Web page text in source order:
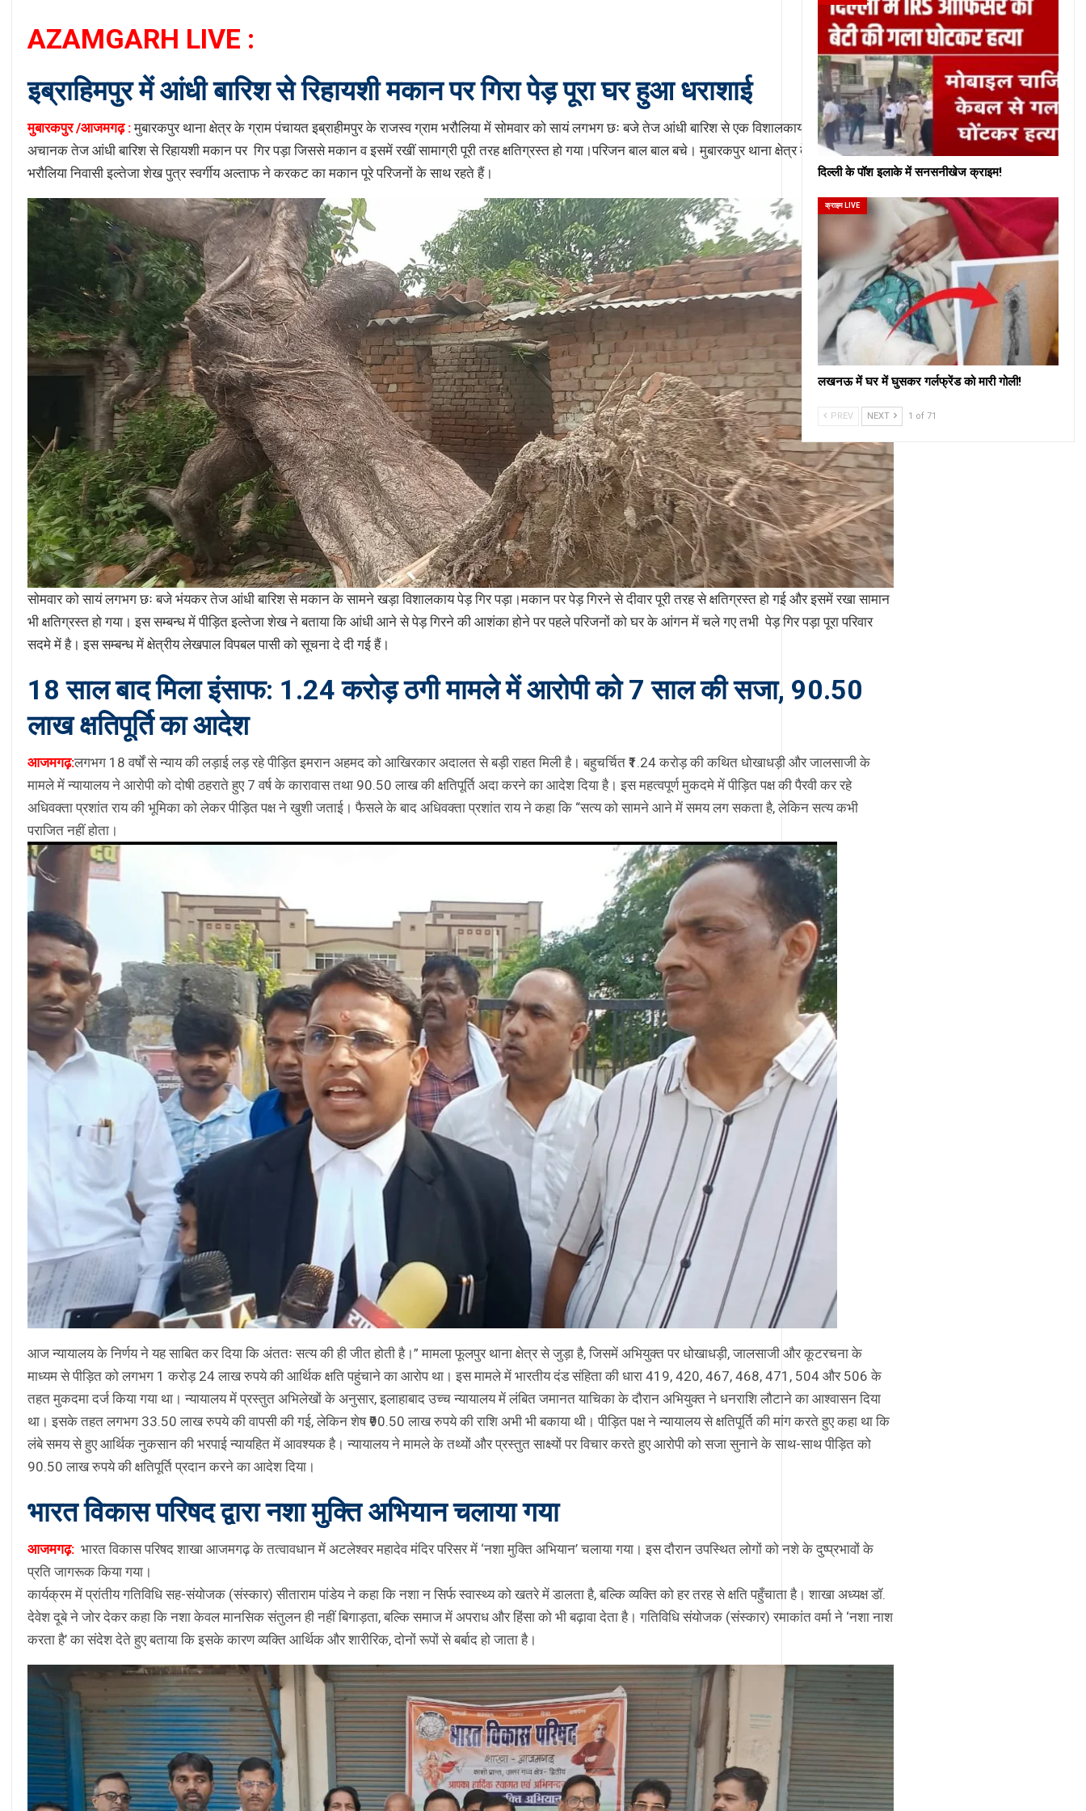
ChatGPT
said:
AZAMGARH LIVE :
इब्राहिमपुर में आंधी बारिश से रिहायशी मकान पर गिरा पेड़ पूरा घर हुआ धराशाई
मुबारकपुर /आजमगढ़ :मुबारकपुर थाना क्षेत्र के ग्राम पंचायत इब्राहीमपुर के राजस्व ग्राम भरौलिया में सोमवार को सायं लगभग छः बजे तेज आंधी बारिश से एक विशालकाय पुराना पेड़
अचानक तेज आंधी बारिश से रिहायशी मकान पर गिर पड़ा जिससे मकान व इसमें रखीं सामाग्री पूरी तरह क्षतिग्रस्त हो गया।परिजन बाल बाल बचे। मुबारकपुर थाना क्षेत्र के ग्राम इब्राहीमपुर
भरौलिया निवासी इल्तेजा शेख पुत्र स्वर्गीय अल्ताफ ने करकट का मकान पूरे परिजनों के साथ रहते हैं।
सोमवार को सायं लगभग छः बजे भंयकर तेज आंधी बारिश से मकान के सामने खड़ा विशालकाय पेड़ गिर पड़ा।मकान पर पेड़ गिरने से दीवार पूरी तरह से क्षतिग्रस्त हो गई और इसमें रखा सामान
भी क्षतिग्रस्त हो गया। इस सम्बन्ध में पीड़ित इल्तेजा शेख ने बताया कि आंधी आने से पेड़ गिरने की आशंका होने पर पहले परिजनों को घर के आंगन में चले गए तभी पेड़ गिर पड़ा पूरा परिवार
सदमे में है। इस सम्बन्ध में क्षेत्रीय लेखपाल विपबल पासी को सूचना दे दी गई हैं।
18 साल बाद मिला इंसाफ: 1.24 करोड़ ठगी मामले में आरोपी को 7 साल की सजा, 90.50
लाख क्षतिपूर्ति का आदेश
आजमगढ़:लगभग 18 वर्षों से न्याय की लड़ाई लड़ रहे पीड़ित इमरान अहमद को आखिरकार अदालत से बड़ी राहत मिली है। बहुचर्चित ₹1.24 करोड़ की कथित धोखाधड़ी और जालसाजी के
मामले में न्यायालय ने आरोपी को दोषी ठहराते हुए 7 वर्ष के कारावास तथा 90.50 लाख की क्षतिपूर्ति अदा करने का आदेश दिया है। इस महत्वपूर्ण मुकदमे में पीड़ित पक्ष की पैरवी कर रहे
अधिवक्ता प्रशांत राय की भूमिका को लेकर पीड़ित पक्ष ने खुशी जताई। फैसले के बाद अधिवक्ता प्रशांत राय ने कहा कि “सत्य को सामने आने में समय लग सकता है, लेकिन सत्य कभी
पराजित नहीं होता।
आज न्यायालय के निर्णय ने यह साबित कर दिया कि अंततः सत्य की ही जीत होती है।” मामला फूलपुर थाना क्षेत्र से जुड़ा है, जिसमें अभियुक्त पर धोखाधड़ी, जालसाजी और कूटरचना के
माध्यम से पीड़ित को लगभग 1 करोड़ 24 लाख रुपये की आर्थिक क्षति पहुंचाने का आरोप था। इस मामले में भारतीय दंड संहिता की धारा 419, 420, 467, 468, 471, 504 और 506 के
तहत मुकदमा दर्ज किया गया था। न्यायालय में प्रस्तुत अभिलेखों के अनुसार, इलाहाबाद उच्च न्यायालय में लंबित जमानत याचिका के दौरान अभियुक्त ने धनराशि लौटाने का आश्वासन दिया
था। इसके तहत लगभग 33.50 लाख रुपये की वापसी की गई, लेकिन शेष ₹90.50 लाख रुपये की राशि अभी भी बकाया थी। पीड़ित पक्ष ने न्यायालय से क्षतिपूर्ति की मांग करते हुए कहा था कि
लंबे समय से हुए आर्थिक नुकसान की भरपाई न्यायहित में आवश्यक है। न्यायालय ने मामले के तथ्यों और प्रस्तुत साक्ष्यों पर विचार करते हुए आरोपी को सजा सुनाने के साथ-साथ पीड़ित को
90.50 लाख रुपये की क्षतिपूर्ति प्रदान करने का आदेश दिया।
भारत विकास परिषद द्वारा नशा मुक्ति अभियान चलाया गया
आजमगढ़: भारत विकास परिषद शाखा आजमगढ़ के तत्वावधान में अटलेश्वर महादेव मंदिर परिसर में ‘नशा मुक्ति अभियान’ चलाया गया। इस दौरान उपस्थित लोगों को नशे के दुष्प्रभावों के
प्रति जागरूक किया गया।
कार्यक्रम में प्रांतीय गतिविधि सह-संयोजक (संस्कार) सीताराम पांडेय ने कहा कि नशा न सिर्फ स्वास्थ्य को खतरे में डालता है, बल्कि व्यक्ति को हर तरह से क्षति पहुँचाता है। शाखा अध्यक्ष डॉ.
देवेश दूबे ने जोर देकर कहा कि नशा केवल मानसिक संतुलन ही नहीं बिगाड़ता, बल्कि समाज में अपराध और हिंसा को भी बढ़ावा देता है। गतिविधि संयोजक (संस्कार) रमाकांत वर्मा ने ‘नशा नाश
करता है’ का संदेश देते हुए बताया कि इसके कारण व्यक्ति आर्थिक और शारीरिक, दोनों रूपों से बर्बाद हो जाता है।
दिल्ली के पॉश इलाके में सनसनीखेज क्राइम!
क्राइम LIVE
लखनऊ में घर में घुसकर गर्लफ्रेंड को मारी गोली!
PREV NEXT 1 of 71